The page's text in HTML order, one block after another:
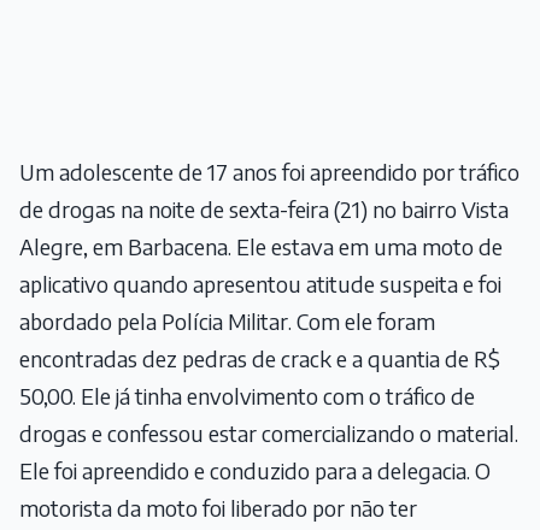
Um adolescente de 17 anos foi apreendido por tráfico
de drogas na noite de sexta-feira (21) no bairro Vista
Alegre, em Barbacena. Ele estava em uma moto de
aplicativo quando apresentou atitude suspeita e foi
abordado pela Polícia Militar. Com ele foram
encontradas dez pedras de crack e a quantia de R$
50,00. Ele já tinha envolvimento com o tráfico de
drogas e confessou estar comercializando o material.
Ele foi apreendido e conduzido para a delegacia. O
motorista da moto foi liberado por não ter